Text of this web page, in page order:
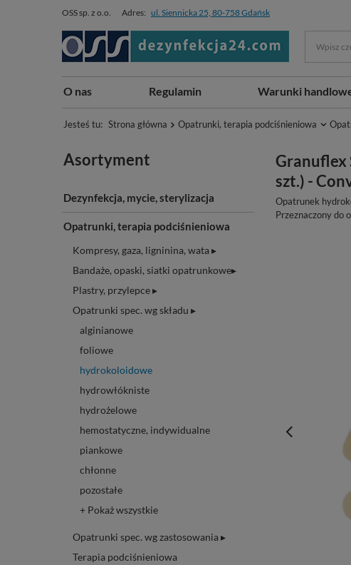
OSS sp. z o.o. Adres: ul. Siennicka 25, 80-758 Gdańsk
O nas Regulamin Warunki
Jesteś tu: Strona główna Opatrunki, terapia podciśnieniowa
Asortyment
Dezynfekcja, mycie, sterylizacja
Opatrunki, terapia podciśnieniowa
Kompresy, gaza, ligninina, wata ▸
Bandaże, opaski, siatki opatrunkowe▸
Plastry, przylepce ▸
Opatrunki spec. wg składu ▸
alginianowe
foliowe
hydrokoloidowe
hydrowłókniste
hydrożelowe
hemostatyczne, indywidualne
piankowe
chłonne
pozostałe
+ Pokaż wszystkie
Opatrunki spec. wg zastosowania ▸
Terapia podciśnieniowa
Granuflex
szt.) -
Opatrunek
Przeznaczony do